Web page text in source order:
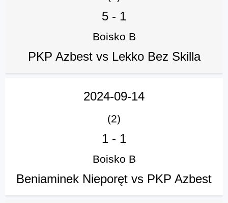
5 - 1
Boisko B
PKP Azbest vs Lekko Bez Skilla
2024-09-14
(2)
1 - 1
Boisko B
Beniaminek Nieporęt vs PKP Azbest